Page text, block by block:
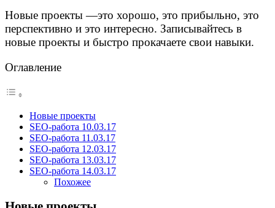
Новые проекты —это хорошо, это прибыльно, это
перспективно и это интересно. Записывайтесь в
новые проекты и быстро прокачаете свои навыки.
Оглавление
Новые проекты
SEO-работа 10.03.17
SEO-работа 11.03.17
SEO-работа 12.03.17
SEO-работа 13.03.17
SEO-работа 14.03.17
Похожее